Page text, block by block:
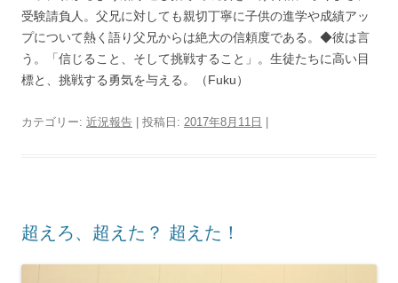
受験請負人。父兄に対しても親切丁寧に子供の進学や成績アッ
プについて熱く語り父兄からは絶大の信頼度である。◆彼は言
う。「信じること、そして挑戦すること」。生徒たちに高い目
標と、挑戦する勇気を与える。（Fuku）
カテゴリー: 近況報告 | 投稿日: 2017年8月11日
超えろ、超えた？ 超えた！